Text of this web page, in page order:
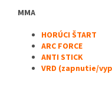
MMA
HORÚCI ŠTART
ARC FORCE
ANTI STICK
VRD (zapnutie/